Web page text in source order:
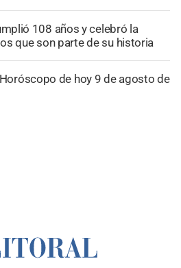
108 años y celebró la
que son parte de su historia
Horóscopo de hoy 9 de agosto de